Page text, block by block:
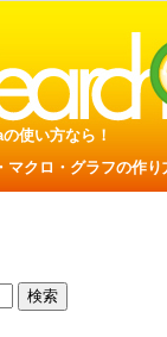
使い方なら！
マクロ・グラフの作